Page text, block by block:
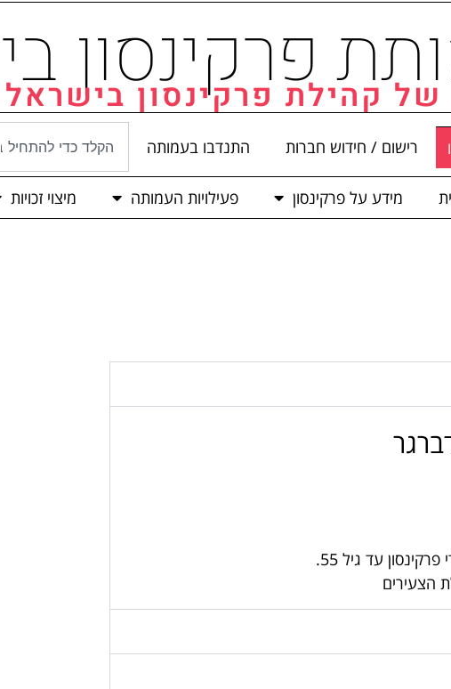
פרקינסון
של קהילת פרקינסון בישראל
רישום / חידוש חברות התנדבו בעמותה
מידע על פרקינסון פעילויות העמותה מיצוי זכויות
עד גיל 55.
הצעירים